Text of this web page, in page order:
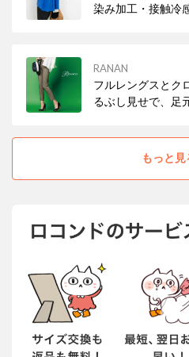
染み加工・接触冷
RANAN
フルレングスとク
るぶし見せで、足
もっと見